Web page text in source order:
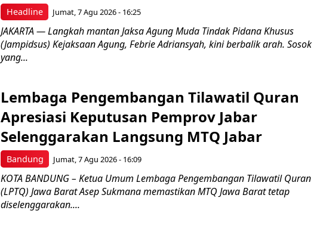
Headline Jumat, 7 Agu 2026 - 16:25
JAKARTA — Langkah mantan Jaksa Agung Muda Tindak Pidana Khusus
(Jampidsus) Kejaksaan Agung, Febrie Adriansyah, kini berbalik arah. Sosok
yang...
Bandung
Lembaga Pengembangan Tilawatil Quran
Apresiasi Keputusan Pemprov Jabar
Selenggarakan Langsung MTQ Jabar
Jumat, 7 Agu 2026 - 16:09
KOTA BANDUNG – Ketua Umum Lembaga Pengembangan Tilawatil Quran
(LPTQ) Jawa Barat Asep Sukmana memastikan MTQ Jawa Barat tetap
diselenggarakan....